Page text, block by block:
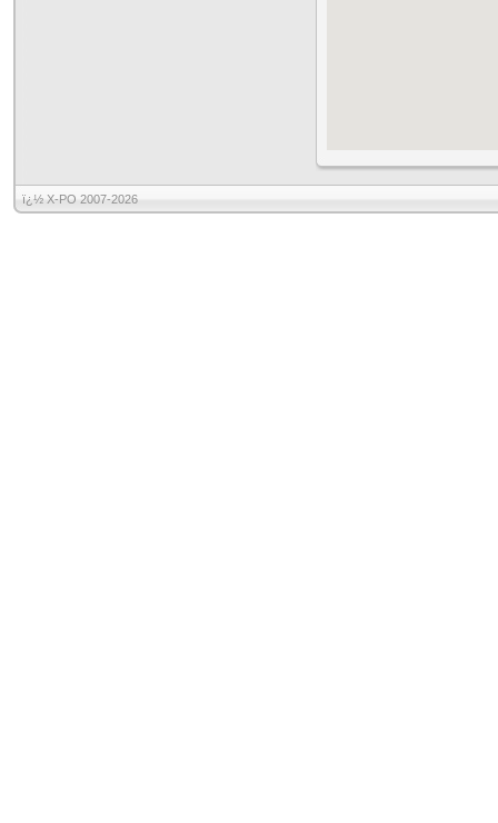
ï¿½ X-PO 2007-2026